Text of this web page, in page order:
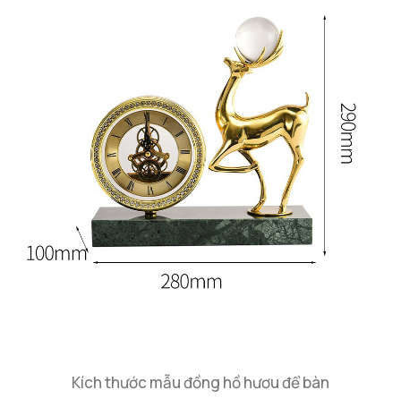
Kích thước mẫu đồng hồ hươu để bàn